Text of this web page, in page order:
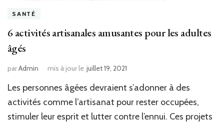
SANTÉ
6 activités artisanales amusantes pour les adultes
âgés
parAdmin mis à jour le juillet 19, 2021
Les personnes âgées devraient s’adonner à des
activités comme l’artisanat pour rester occupées,
stimuler leur esprit et lutter contre l’ennui. Ces projets